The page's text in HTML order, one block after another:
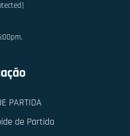
PARTIDA
de Partida